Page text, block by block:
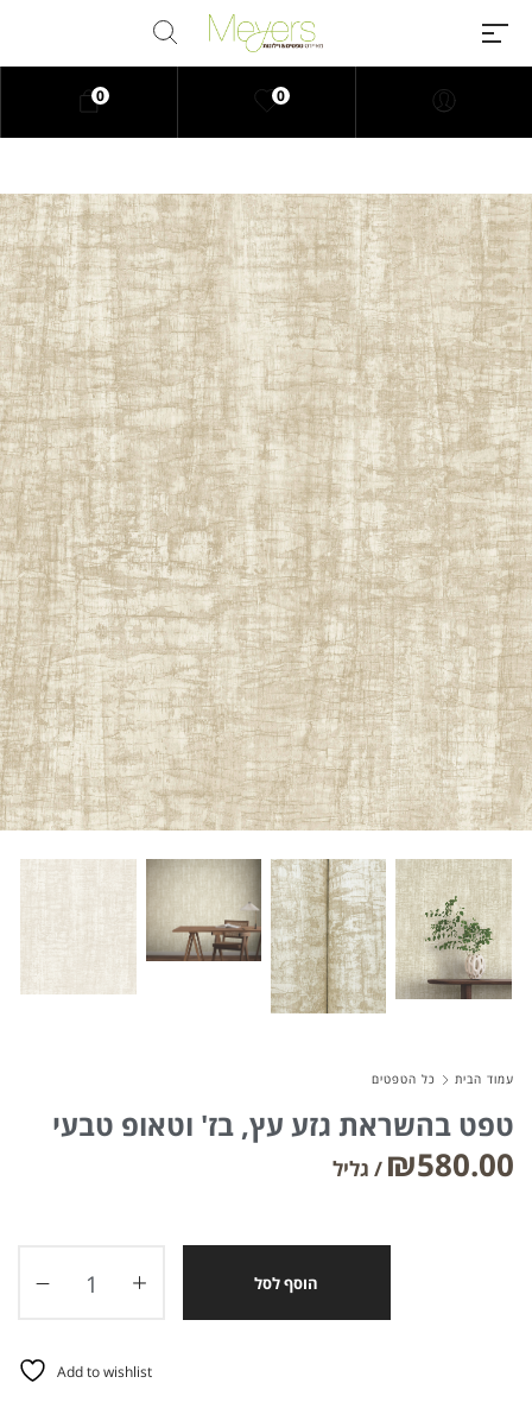
Millions of people around the
world visit Envato to buy and sell
creative assets, use smart design
templates, learn creative skills or
even hire freelancers. With an
industry-leading marketplace
paired with an unlimited
subscription service, Envato
helps creatives like you get
projects done faster.
About Envato
Careers
Privacy Policy
Sitemap
Community
Blog
Forums
Meetups
0
0
עמוד הבית כל הטפטים
טפט בהשראת גזע עץ, בז' וטאופ טבעי
₪580.00
הוסף לסל
Add to wishlist